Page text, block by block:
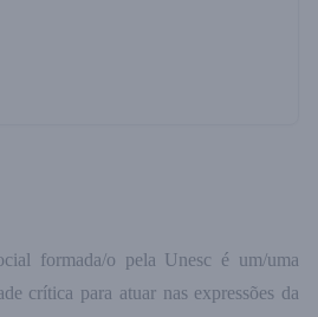
formada/o pela Unesc é um/uma
crítica para atuar nas expressões da